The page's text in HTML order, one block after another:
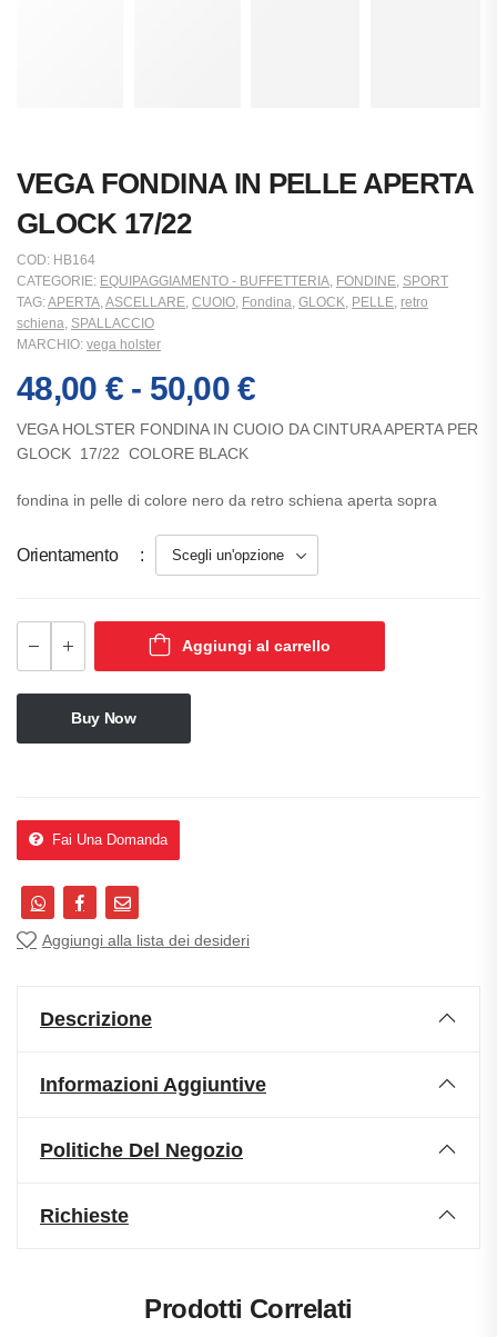
VEGA FONDINA IN PELLE APERTA
GLOCK 17/22
COD: HB164
CATEGORIE: EQUIPAGGIAMENTO - BUFFETTERIA, FONDINE, SPORT
TAG:APERTA,ASCELLARE, CUOIO, Fondina, GLOCK, PELLE, retro
schiena, SPALLACCIO
MARCHIO: vega holster
48,00 € - 50,00 €
VEGA HOLSTER FONDINA IN CUOIO DA CINTURA APERTA PER
GLOCK 17/22 COLORE BLACK
fondina in pelle di colore nero da retro schiena aperta sopra
Orientamento
Aggiungi al carrello
Buy Now
Fai Una Domanda
Aggiungi alla lista dei desideri
Descrizione
Informazioni Aggiuntive
Politiche Del Negozio
Richieste
Prodotti Correlati